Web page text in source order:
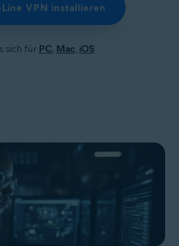
VPN installieren
sich für PC, Mac, iOS